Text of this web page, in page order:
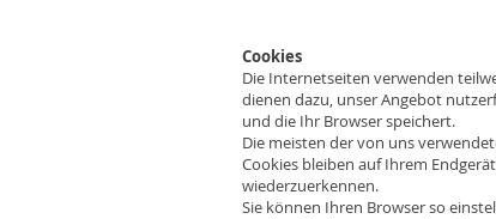
Cookies
Die Internetseiten verwenden
dienen dazu, unser Angebot
und die Ihr Browser speichert.
Die meisten der von uns
Cookies bleiben auf Ihrem
wiederzuerkennen.
Sie können Ihren Browser so